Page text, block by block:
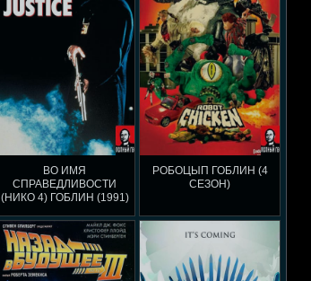
ВО ИМЯ
СПРАВЕДЛИВОСТИ
(НИКО 4) ГОБЛИН (1991)
РОБОЦЫП ГОБЛИН (4
СЕЗОН)